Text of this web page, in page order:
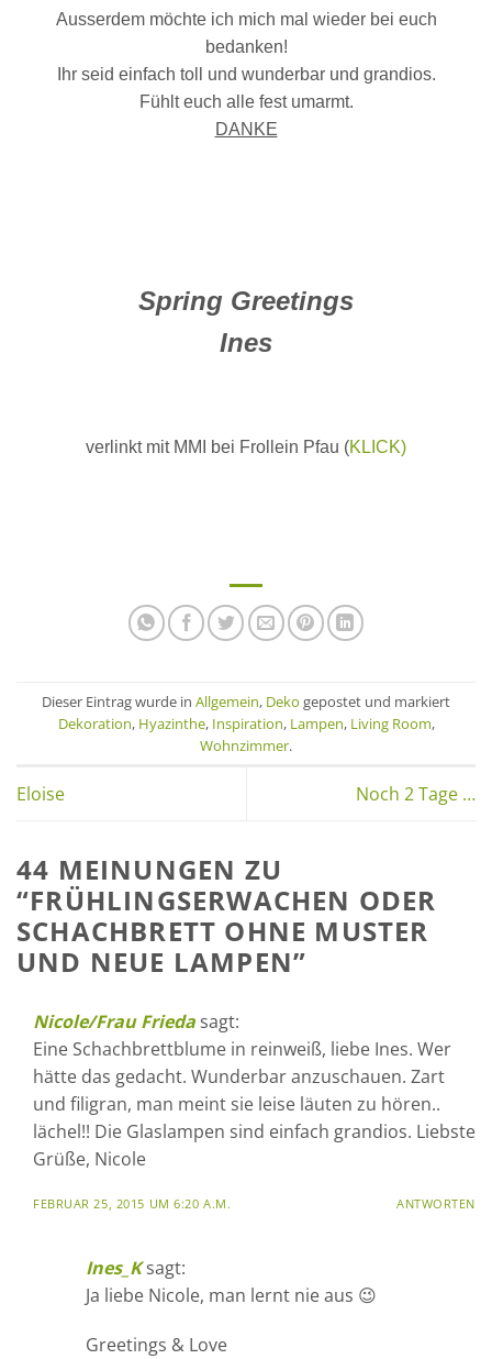
Ausserdem möchte ich mich mal wieder bei euch
bedanken!
Ihr seid einfach toll und wunderbar und grandios.
Fühlt euch alle fest umarmt.
DANKE
Spring Greetings
Ines
verlinkt mit MMI bei Frollein Pfau (KLICK)
Dieser Eintrag wurde in Allgemein, Deko gepostet und markiert
Dekoration, Hyazinthe, Inspiration, Lampen, Living Room,
Wohnzimmer.
Eloise Noch 2 Tage …
44 MEINUNGEN ZU
“FRÜHLINGSERWACHEN ODER
SCHACHBRETT OHNE MUSTER
UND NEUE LAMPEN”
Nicole/Frau Frieda sagt:
Eine Schachbrettblume in reinweiß, liebe Ines. Wer
hätte das gedacht. Wunderbar anzuschauen. Zart
und filigran, man meint sie leise läuten zu hören..
lächel!! Die Glaslampen sind einfach grandios. Liebste
Grüße, Nicole
FEBRUAR 25, 2015 UM 6:20 A.M. ANTWORTEN
Ines_K sagt:
Ja liebe Nicole, man lernt nie aus 😉
Greetings & Love